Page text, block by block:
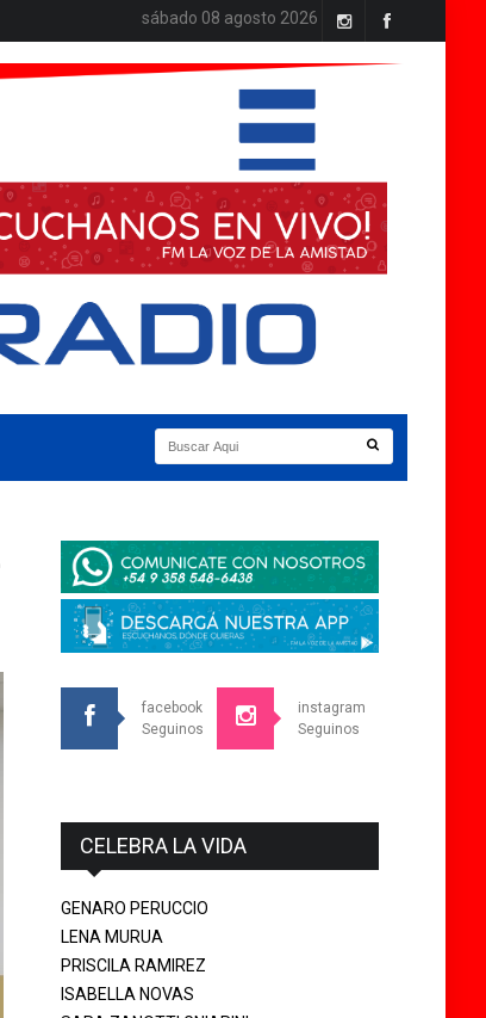
sábado 08 agosto 2026
facebook
Seguinos
instagram
Seguinos
CELEBRA LA VIDA
GENARO PERUCCIO
LENA MURUA
PRISCILA RAMIREZ
ISABELLA NOVAS